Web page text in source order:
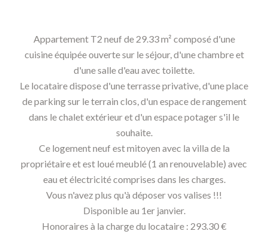
Appartement T2 neuf de 29.33 m² composé d'une
cuisine équipée ouverte sur le séjour, d'une chambre et
d'une salle d'eau avec toilette.
Le locataire dispose d'une terrasse privative, d'une place
de parking sur le terrain clos, d'un espace de rangement
dans le chalet extérieur et d'un espace potager s'il le
souhaite.
Ce logement neuf est mitoyen avec la villa de la
propriétaire et est loué meublé (1 an renouvelable) avec
eau et électricité comprises dans les charges.
Vous n'avez plus qu'à déposer vos valises !!!
Disponible au 1er janvier.
Honoraires à la charge du locataire : 293.30 €